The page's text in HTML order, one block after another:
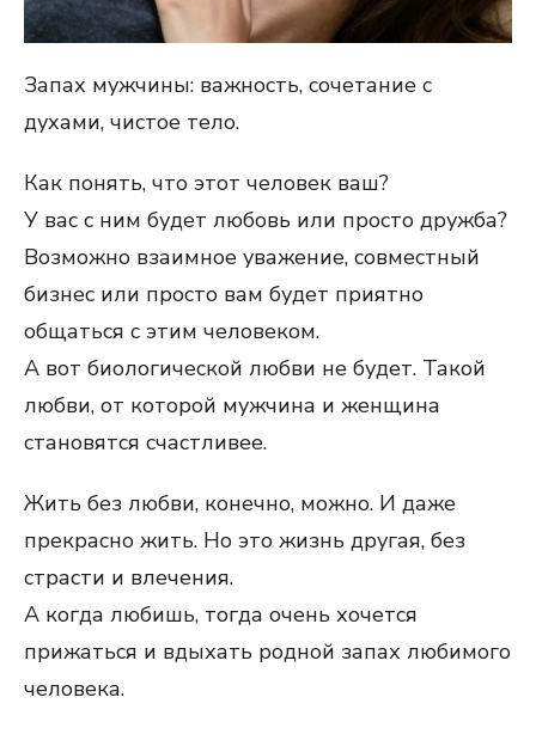
Запах мужчины: важность, сочетание с
духами, чистое тело.
Как понять, что этот человек ваш?
У вас с ним будет любовь или просто дружба?
Возможно взаимное уважение, совместный
бизнес или просто вам будет приятно
общаться с этим человеком.
А вот биологической любви не будет. Такой
любви, от которой мужчина и женщина
становятся счастливее.
Жить без любви, конечно, можно. И даже
прекрасно жить. Но это жизнь другая, без
страсти и влечения.
А когда любишь, тогда очень хочется
прижаться и вдыхать родной запах любимого
человека.